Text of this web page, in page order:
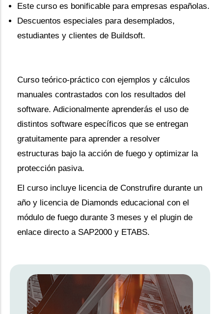
Este curso es bonificable para empresas españolas.
Descuentos especiales para desemplados,
estudiantes y clientes de Buildsoft.
Curso teórico-práctico con ejemplos y cálculos
manuales contrastados con los resultados del
software. Adicionalmente aprenderás el uso de
distintos software específicos que se entregan
gratuitamente para aprender a resolver
estructuras bajo la acción de fuego y optimizar la
protección pasiva.
El curso incluye licencia de Construfire durante un
año y licencia de Diamonds educacional con el
módulo de fuego durante 3 meses y el plugin de
enlace directo a SAP2000 y ETABS.